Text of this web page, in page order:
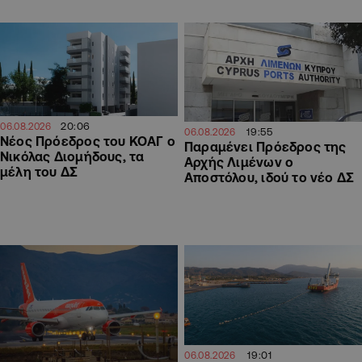
06.08.2026 20:06
Νέος Πρόεδρος του ΚΟΑΓ ο
Νικόλας Διομήδους, τα
μέλη του ΔΣ
06.08.2026 19:55
Παραμένει Πρόεδρος της
Αρχής Λιμένων ο
Αποστόλου, ιδού το νέο ΔΣ
06.08.2026 19:01